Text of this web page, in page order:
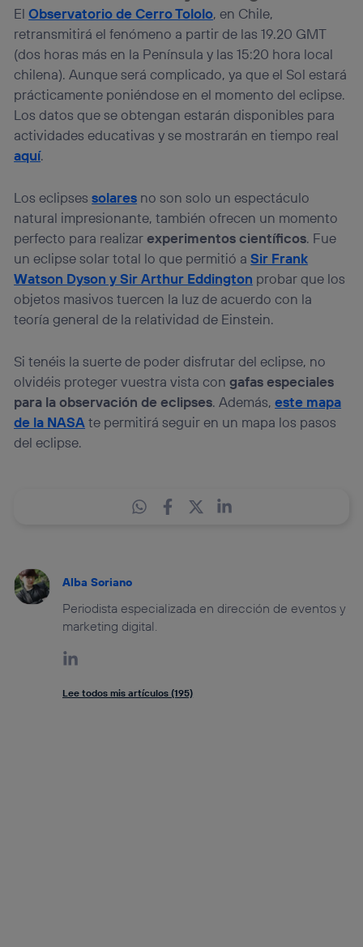
ElObservatorio de Cerro Tololo, en Chile,
retransmitirá el fenómeno a partir de las 19.20 GMT
(dos horas más en la Península y las 15:20 hora local
chilena). Aunque será complicado, ya que el Sol estará
prácticamente poniéndose en el momento del eclipse.
Los datos que se obtengan estarán disponibles para
actividades educativas y se mostrarán en tiempo real
aquí.
Los eclipsessolares no son solo un espectáculo
natural impresionante, también ofrecen un momento
perfecto para realizarexperimentos científicos. Fue
un eclipse solar total lo que permitió aSir Frank
Watson Dyson y Sir Arthur Eddington probar que los
objetos masivos tuercen la luz de acuerdo con la
teoría general de la relatividad de Einstein.
Si tenéis la suerte de poder disfrutar del eclipse, no
olvidéis proteger vuestra vista congafas especiales
para la observación de eclipses. Además,este mapa
de la NASAte permitirá seguir en un mapa los pasos
del eclipse.
Alba Soriano
Periodista especializada en dirección de eventos y
marketing digital.
Lee todos mis artículos (195)